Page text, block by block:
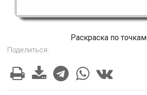
Раскраска по точкам
Поделиться: